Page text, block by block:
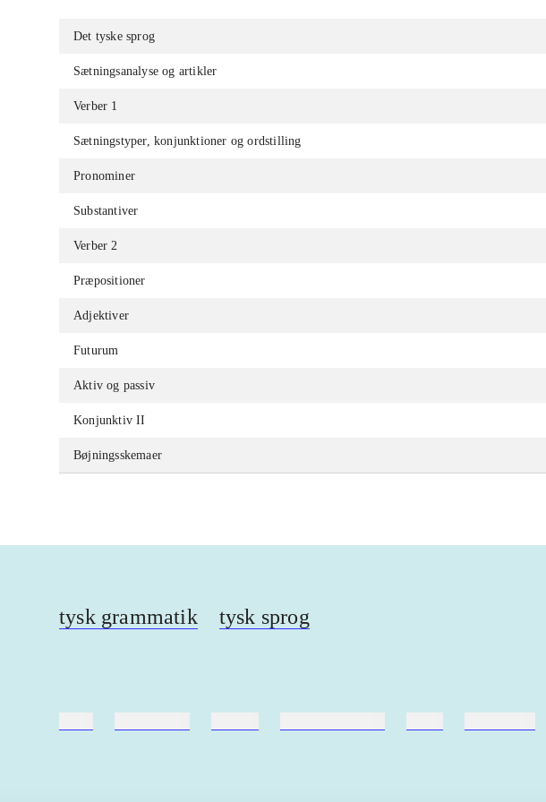
Det tyske sprog
Sætningsanalyse og artikler
Verber 1
Sætningstyper, konjunktioner og ordstilling
Pronominer
Substantiver
Verber 2
Præpositioner
Adjektiver
Futurum
Aktiv og passiv
Konjunktiv II
Bøjningsskemaer
tysk grammatik tysk sprog